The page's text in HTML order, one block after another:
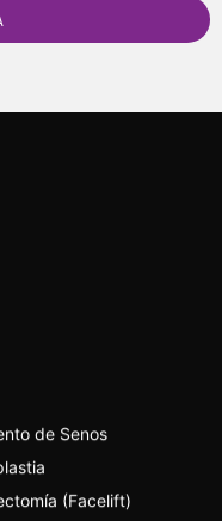
de Senos
(Facelift)